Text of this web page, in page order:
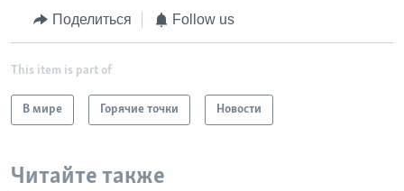
Поделиться Follow us
This item is part of
В мире Горячие точки Новости
Читайте также